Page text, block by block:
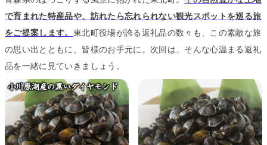
で育まれた特産品や、訪れたら忘れられない観光スポットを巡る旅
をご提案します。 東北町役場が誇る返礼品の数々も、この素敵な旅
の思い出とともに、皆様のお手元に。 次回は、そんな心温まる返礼
品を一緒に見ていきましょう。